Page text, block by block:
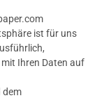
ist für uns
Ihren Daten auf
dem